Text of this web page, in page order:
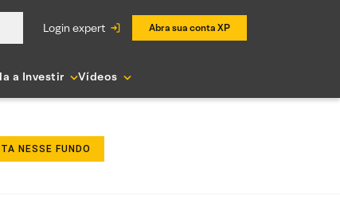
login expert Abra sua conta XP
a Investir Vídeos
NESSE FUNDO